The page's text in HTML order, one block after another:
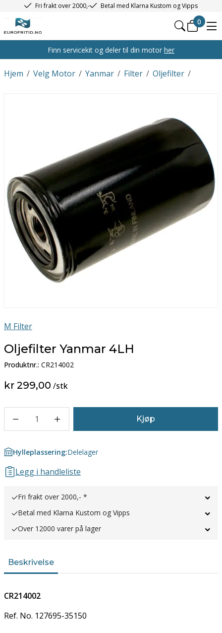
Fri frakt over 2000,- Betal med Klarna Kustom og Vipps
0
Finn servicekit og deler til din motor her
/
Hjem /
Velg Motor /
Yanmar /
Filter /
Oljefilter
M Filter
Oljefilter Yanmar 4LH
Produktnr.: CR214002
kr 299,00 /stk
1 Kjøp
Hylleplassering:Delelager
Legg i handleliste
Fri frakt over 2000,- *
Betal med Klarna Kustom og Vipps
Over 12000 varer på lager
Beskrivelse
CR214002
Ref. No. 127695-35150